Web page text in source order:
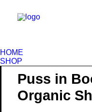
HOME
SHOP
Puss in
Organic